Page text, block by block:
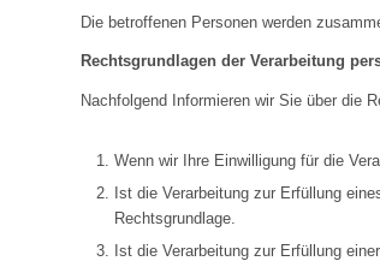
Die betroffenen Personen werden
Rechtsgrundlagen der Verarbeitung
Nachfolgend Informieren wir Sie über die
Wenn wir Ihre Einwilligung für die
Ist die Verarbeitung zur Erfüllung
Rechtsgrundlage.
Ist die Verarbeitung zur Erfüllung